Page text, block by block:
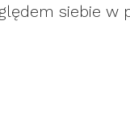
siebie w